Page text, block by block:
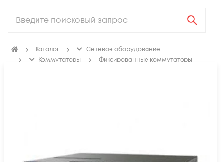
Каталог
Сетевое оборудование
Коммутаторы
Фиксированные коммутаторы